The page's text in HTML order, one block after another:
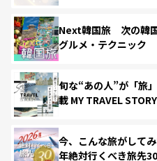
Next韓国旅 次の韓国
グルメ・テクニック
旬な“あの人”が「旅
載 MY TRAVEL STORY
今、こんな旅がして
年絶対行くべき旅先30